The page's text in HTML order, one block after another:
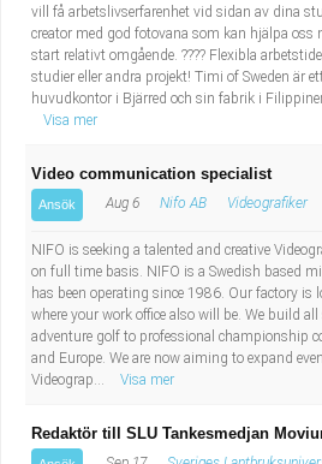
vill få arbetslivserfarenhet vid sidan av dina
creator med god fotovana som kan hjälpa oss
start relativt omgående. ???? Flexibla
studier eller andra projekt! Timi of Sweden är
huvudkontor i Bjärred och sin fabrik i
Visa mer
Video communication specialist
Ansök Aug 6 Nifo AB Videografiker
NIFO is seeking a talented and creative
on full time basis. NIFO is a Swedish based
has been operating since 1986. Our factory is
where your work office also will be. We build
adventure golf to professional championship
and Europe. We are now aiming to expand
Videograp...
Visa mer
Redaktör till SLU Tankesmedjan